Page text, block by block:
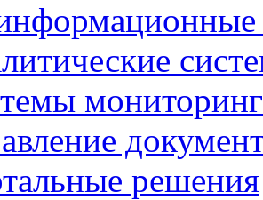
решения